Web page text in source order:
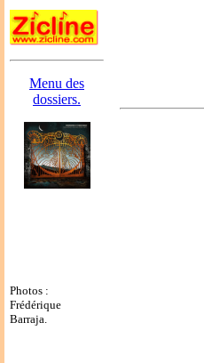
Menu des
dossiers.
Photos :
Frédérique
Barraja.